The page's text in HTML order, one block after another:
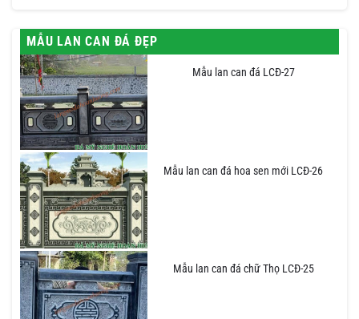
MẪU LAN CAN ĐÁ ĐẸP
Mẫu lan can đá LCĐ-27
Mẫu lan can đá hoa sen mới LCĐ-26
Mẫu lan can đá chữ Thọ LCĐ-25